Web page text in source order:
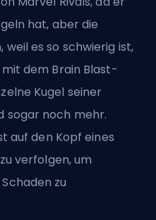
hat, aber die
es so schwierig ist,
mit dem Brain Blast-
Kugel seiner
sogar noch mehr.
auf den Kopf eines
verfolgen, um
zu